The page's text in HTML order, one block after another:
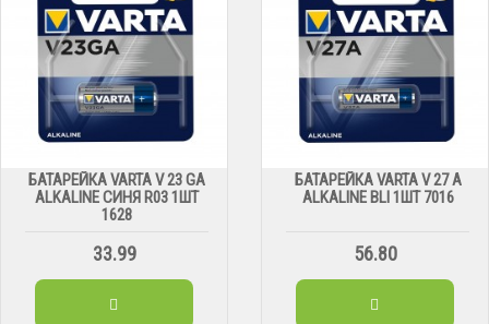
БАТАРЕЙКА VARTA V 23 GA
ALKALINE СИНЯ R03 1ШТ
1628
33.99
БАТАРЕЙКА VARTA V 27 A
ALKALINE BLI 1ШТ 7016
56.80